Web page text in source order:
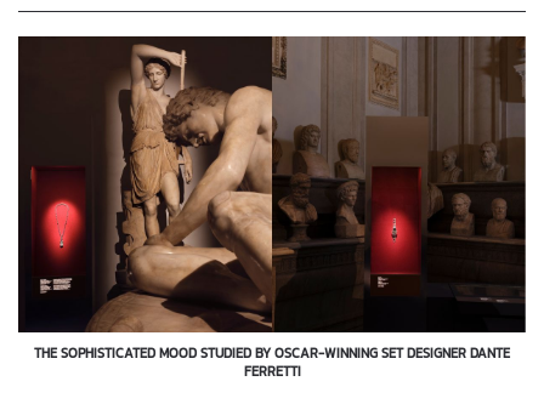
THE SOPHISTICATED MOOD STUDIED BY OSCAR-WINNING SET DESIGNER DANTE
FERRETTI